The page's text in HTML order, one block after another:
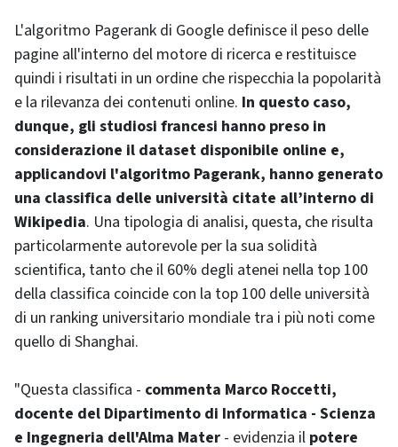
L'algoritmo Pagerank di Google definisce il peso delle
pagine all'interno del motore di ricerca e restituisce
quindi i risultati in un ordine che rispecchia la popolarità
e la rilevanza dei contenuti online. In questo caso,
dunque, gli studiosi francesi hanno preso in
considerazione il dataset disponibile online e,
applicandovi l'algoritmo Pagerank, hanno generato
una classifica delle università citate all’interno di
Wikipedia. Una tipologia di analisi, questa, che risulta
particolarmente autorevole per la sua solidità
scientifica, tanto che il 60% degli atenei nella top 100
della classifica coincide con la top 100 delle università
di un ranking universitario mondiale tra i più noti come
quello di Shanghai.
"Questa classifica - commenta Marco Roccetti,
docente del Dipartimento di Informatica - Scienza
e Ingegneria dell'Alma Mater - evidenzia il potere